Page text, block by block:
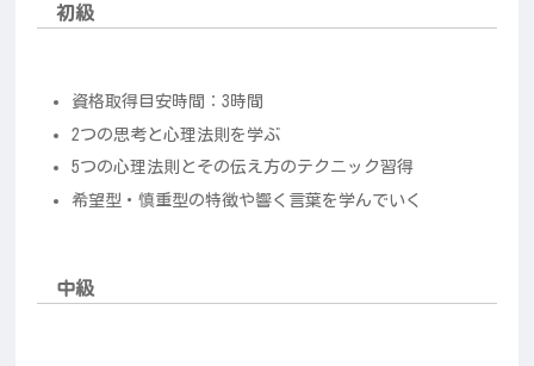
初級
資格取得目安時間：3時間
2つの思考と心理法則を学ぶ
5つの心理法則とその伝え方のテクニック習得
希望型・慎重型の特徴や響く言葉を学んでいく
中級